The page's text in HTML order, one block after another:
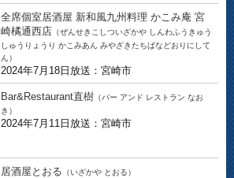
全席個室居酒屋 新和風九州料理 かこみ庵 宮
崎橘通西店 （ぜんせきこしついざかや しんわふうきゅう
しゅうりょうり かこみあん みやざきたちばなどおりにして
ん）
2024年7月18日放送：宮崎市
Bar&Restaurant直樹 （バー アンド レストラン なお
き）
2024年7月11日放送：宮崎市
居酒屋とおる （いざかや とおる）